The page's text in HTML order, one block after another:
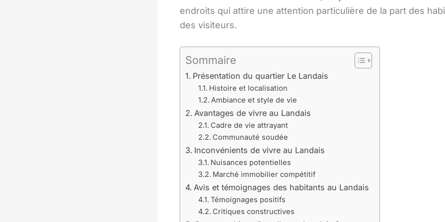
endroits qui attire une attention particulière de la part des
des visiteurs.
Sommaire
Présentation du quartier Le Landais
Histoire et localisation
Ambiance et style de vie
Avantages de vivre au Landais
Cadre de vie attrayant
Communauté soudée
Inconvénients de vivre au Landais
Nuisances potentielles
Marché immobilier compétitif
Avis et témoignages des habitants au Landais
Témoignages positifs
Critiques constructives